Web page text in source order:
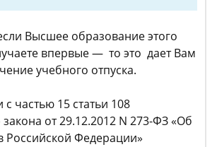
Высшее образование этого
впервые — то это дает Вам
учебного отпуска.
с частью 15 статьи 108
от 29.12.2012 N 273-ФЗ «Об
Российской Федерации»